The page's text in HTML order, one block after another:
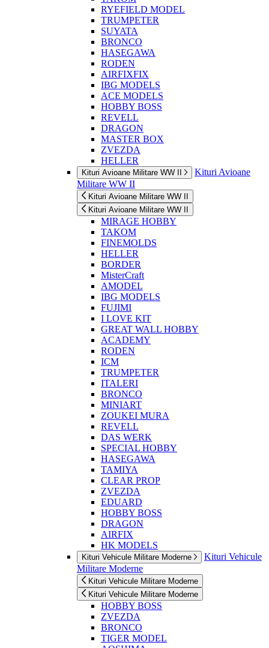
RYEFIELD MODEL
TRUMPETER
SUYATA
BRONCO
HASEGAWA
RODEN
AIRFIXFIX
IBG MODELS
ACE MODELS
HOBBY BOSS
REVELL
DRAGON
MASTER BOX
ZVEZDA
HELLER
Kituri Avioane Militare WW II
Kituri Avioane
Militare WW II
Kituri Avioane Militare WW II
Kituri Avioane Militare WW II
MIRAGE HOBBY
TAKOM
FINEMOLDS
HELLER
BORDER
MisterCraft
AMODEL
IBG MODELS
FUJIMI
I LOVE KIT
GREAT WALL HOBBY
ACADEMY
RODEN
ICM
TRUMPETER
ITALERI
BRONCO
MINIART
ZOUKEI MURA
REVELL
DAS WERK
SPECIAL HOBBY
HASEGAWA
TAMIYA
CLEAR PROP
ZVEZDA
EDUARD
HOBBY BOSS
DRAGON
AIRFIX
HK MODELS
Kituri Vehicule Militare Moderne
Kituri Vehicule
Militare Moderne
Kituri Vehicule Militare Moderne
Kituri Vehicule Militare Moderne
HOBBY BOSS
ZVEZDA
BRONCO
TIGER MODEL